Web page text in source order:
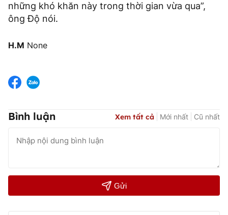
những khó khăn này trong thời gian vừa qua”,
ông Độ nói.
H.M None
Bình luận Xem tất cả Mới nhất Cũ nhất
Gửi